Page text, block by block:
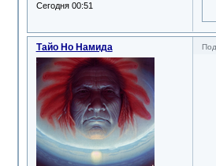
Сегодня 00:51
Тайо Но Намида